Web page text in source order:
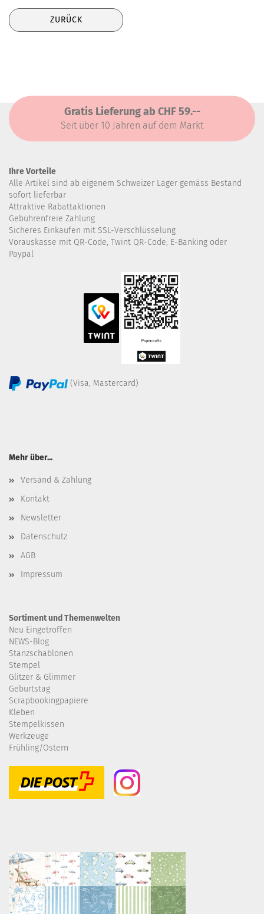
ZURÜCK
Gratis Lieferung ab CHF 59.--
Seit über 10 Jahren auf dem Markt
Ihre Vorteile
Alle Artikel sind ab eigenem Schweizer Lager gemäss Bestand
sofort lieferbar
Attraktive Rabattaktionen
Gebührenfreie Zahlung
Sicheres Einkaufen mit SSL-Verschlüsselung
Vorauskasse mit QR-Code, Twint QR-Code, E-Banking oder
Paypal
(Visa, Mastercard)
Mehr über...
Versand & Zahlung
Kontakt
Newsletter
Datenschutz
AGB
Impressum
Sortiment und Themenwelten
Neu Eingetroffen
NEWS-Blog
Stanzschablonen
Stempel
Glitzer & Glimmer
Geburtstag
Scrapbookingpapiere
Kleben
Stempelkissen
Werkzeuge
Frühling/Ostern